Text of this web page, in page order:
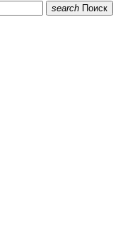
search Поиск